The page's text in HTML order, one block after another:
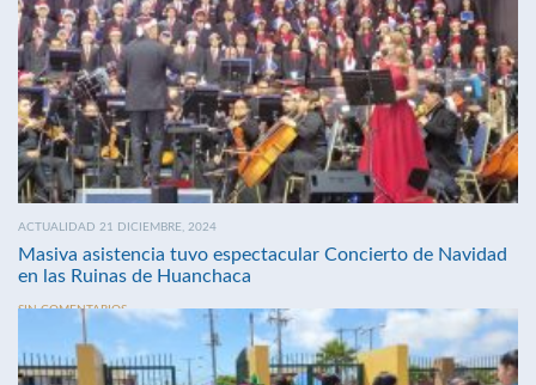
ACTUALIDAD 21 DICIEMBRE, 2024
Masiva asistencia tuvo espectacular Concierto de Navidad
en las Ruinas de Huanchaca
SIN COMENTARIOS